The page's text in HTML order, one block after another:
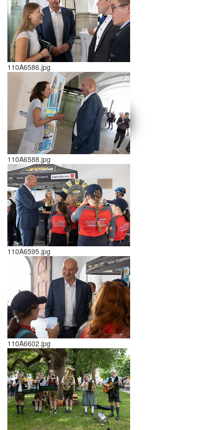
schließen X
<< >>
110A6586.jpg
110A6588.jpg
110A6595.jpg
110A6602.jpg